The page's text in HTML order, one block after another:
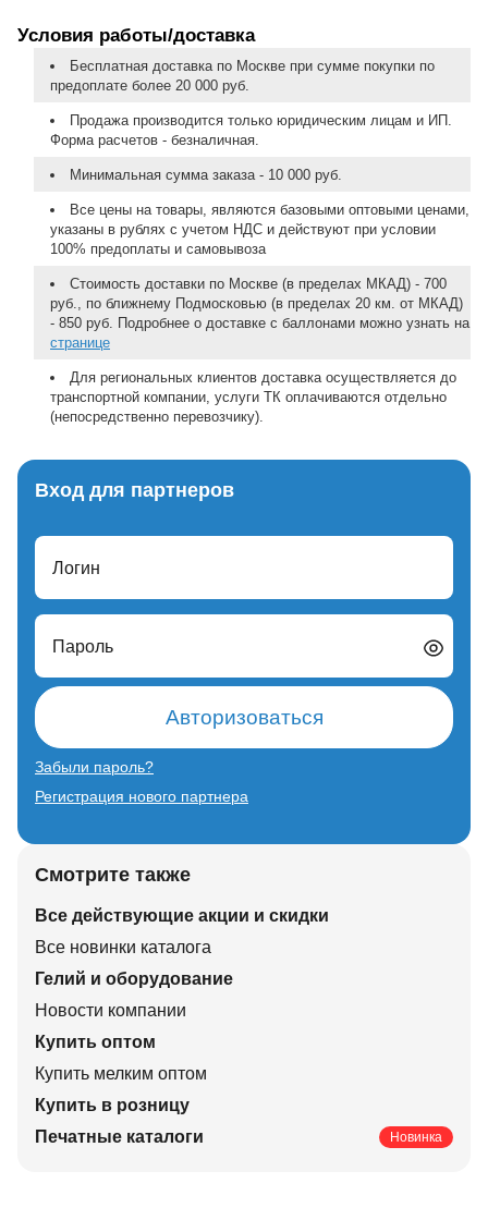
Условия работы/доставка
Бесплатная доставка по Москве при сумме покупки по
предоплате более 20 000 руб.
Продажа производится только юридическим лицам и ИП.
Форма расчетов - безналичная.
Минимальная сумма заказа - 10 000 руб.
Все цены на товары, являются базовыми оптовыми ценами,
указаны в рублях с учетом НДС и действуют при условии
100% предоплаты и самовывоза
Стоимость доставки по Москве (в пределах МКАД) - 700
руб., по ближнему Подмосковью (в пределах 20 км. от МКАД)
- 850 руб. Подробнее о доставке с баллонами можно узнать на
странице
Для региональных клиентов доставка осуществляется до
транспортной компании, услуги ТК оплачиваются отдельно
(непосредственно перевозчику).
Вход для партнеров
Логин
Пароль
Авторизоваться
Забыли пароль?
Регистрация нового партнера
Смотрите также
Все действующие акции и скидки
Все новинки каталога
Гелий и оборудование
Новости компании
Купить оптом
Купить мелким оптом
Купить в розницу
Печатные каталоги
Новинка